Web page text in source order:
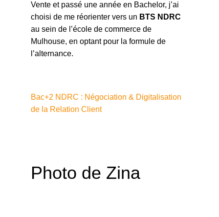
Vente et passé une année en Bachelor, j’ai
choisi de me réorienter vers un BTS NDRC
au sein de l’école de commerce de
Mulhouse, en optant pour la formule de
l’alternance.
Bac+2 NDRC : Négociation & Digitalisation
de la Relation Client
Photo de Zina